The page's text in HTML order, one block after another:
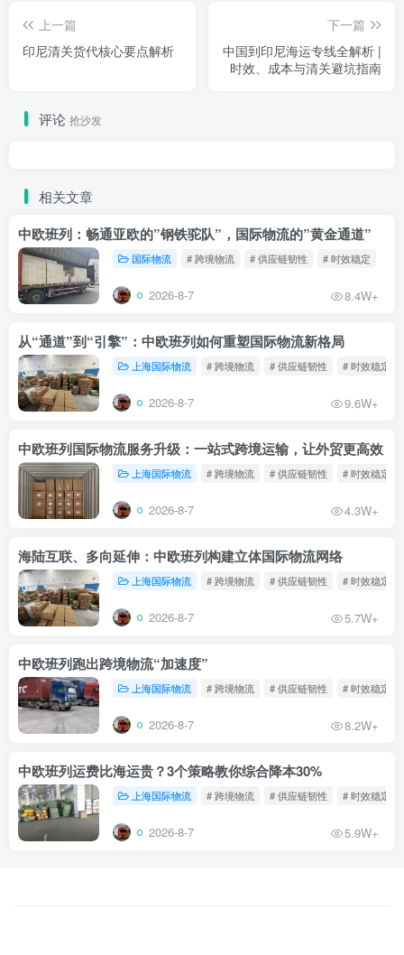
上一篇
印尼清关货代核心要点解析
下一篇
中国到印尼海运专线全解析 |
时效、成本与清关避坑指南
评论 抢沙发
相关文章
中欧班列：畅通亚欧的”钢铁驼队”，国际物流的”黄金通道”
国际物流 # 跨境物流 # 供应链韧性 # 时效稳定
2026-8-7 8.4W+
从“通道”到“引擎”：中欧班列如何重塑国际物流新格局
上海国际物流 # 跨境物流 # 供应链韧性 # 时效稳定
2026-8-7 9.6W+
中欧班列国际物流服务升级：一站式跨境运输，让外贸更高效
上海国际物流 # 跨境物流 # 供应链韧性 # 时效稳定
2026-8-7 4.3W+
海陆互联、多向延伸：中欧班列构建立体国际物流网络
上海国际物流 # 跨境物流 # 供应链韧性 # 时效稳定
2026-8-7 5.7W+
中欧班列跑出跨境物流“加速度”
上海国际物流 # 跨境物流 # 供应链韧性 # 时效稳定
2026-8-7 8.2W+
中欧班列运费比海运贵？3个策略教你综合降本30%
上海国际物流 # 跨境物流 # 供应链韧性 # 时效稳定
2026-8-7 5.9W+